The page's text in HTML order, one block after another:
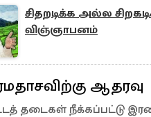
சிதறடிக்க அல்ல
விஞ்ஞாபனம்
ஆதரவு
தடைகள் நீக்கப்பட்டு